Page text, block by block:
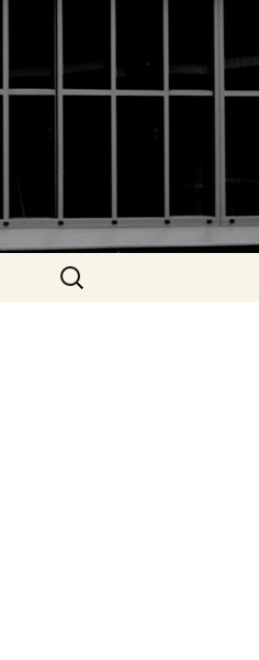
Rechercher :